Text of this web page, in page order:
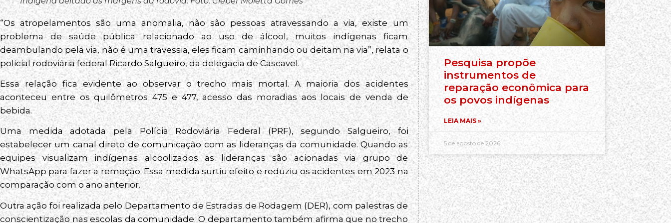
“Os atropelamentos são uma anomalia, não são pessoas atravessando a via, existe um
problema de saúde pública relacionado ao uso de álcool, muitos indígenas ficam
deambulando pela via, não é uma travessia, eles ficam caminhando ou deitam na via”, relata o
policial rodoviária federal Ricardo Salgueiro, da delegacia de Cascavel.
Essa relação fica evidente ao observar o trecho mais mortal. A maioria dos acidentes
aconteceu entre os quilômetros 475 e 477, acesso das moradias aos locais de venda de
bebida.
Uma medida adotada pela Polícia Rodoviária Federal (PRF), segundo Salgueiro, foi
estabelecer um canal direto de comunicação com as lideranças da comunidade. Quando as
equipes visualizam indígenas alcoolizados as lideranças são acionadas via grupo de
WhatsApp para fazer a remoção. Essa medida surtiu efeito e reduziu os acidentes em 2023 na
comparação com o ano anterior.
Outra ação foi realizada pelo Departamento de Estradas de Rodagem (DER), com palestras de
conscientização nas escolas da comunidade. O departamento também afirma que no trecho
Pesquisa propõe
instrumentos de
reparação econômica para
os povos indígenas
LEIA MAIS »
5 de agosto de 2026